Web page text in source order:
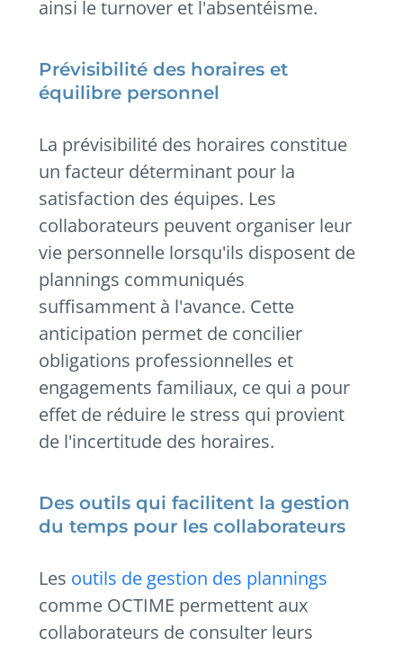
ainsi le turnover et l'absentéisme.
Prévisibilité des horaires et
équilibre personnel
La prévisibilité des horaires constitue
un facteur déterminant pour la
satisfaction des équipes. Les
collaborateurs peuvent organiser leur
vie personnelle lorsqu'ils disposent de
plannings communiqués
suffisamment à l'avance. Cette
anticipation permet de concilier
obligations professionnelles et
engagements familiaux, ce qui a pour
effet de réduire le stress qui provient
de l'incertitude des horaires.
Des outils qui facilitent la gestion
du temps pour les collaborateurs
Les outils de gestion des plannings
comme OCTIME permettent aux
collaborateurs de consulter leurs